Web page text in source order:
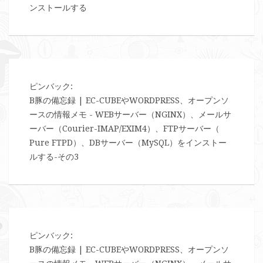
ンストールする
ピンバック:
B豚の備忘録 | EC-CUBEやWORDPRESS、オープンソ
ースの情報メモ - WEBサーバー（NGINX）、メールサ
ーバー（Courier-IMAP/EXIM4）、FTPサーバー（
Pure FTPD）、DBサーバー（MySQL）をインストー
ルする-その3
ピンバック:
B豚の備忘録 | EC-CUBEやWORDPRESS、オープンソ